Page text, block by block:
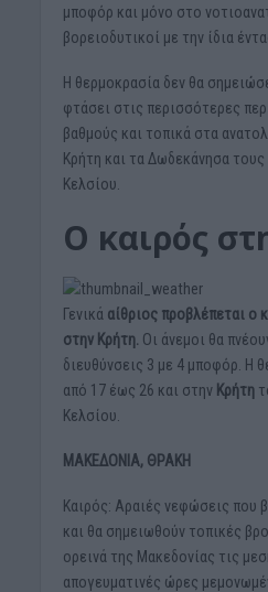
μποφόρ και μόνο στο
βορειοδυτικοί με την ίδια
Η θερμοκρασία δεν θα
φτάσει στις περισσότερες
βαθμούς και τοπικά στα
Κρήτη και τα Δωδεκάνησα
Κελσίου.
Ο καιρός
Γενικά αίθριος προβλέπεται ο
στην Κρήτη. Οι άνεμοι θα
διευθύνσεις 3 με 4 μποφόρ. Η
από 17 έως 26 και στην Κρήτη
Κελσίου.
ΜΑΚΕΔΟΝΙΑ, ΘΡΑΚΗ
Καιρός: Αραιές νεφώσεις που
και θα σημειωθούν τοπικές
ορεινά της Μακεδονίας τις
απογευματινές ώρες